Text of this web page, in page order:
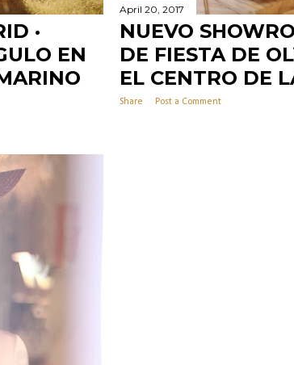
·
EN
April 20, 2017
NUEVO
DE FIESTA DE
EL CENTRO DE
Share Post a Comment